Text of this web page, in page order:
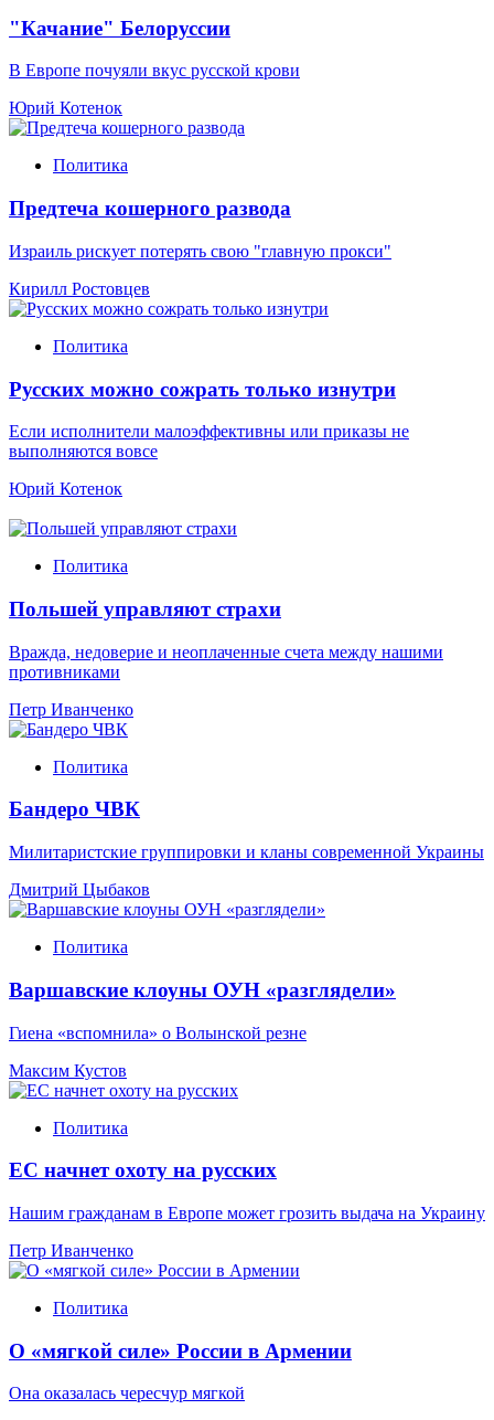
"Качание" Белоруссии
В Европе почуяли вкус русской крови
Юрий Котенок
Политика
Предтеча кошерного развода
Израиль рискует потерять свою "главную прокси"
Кирилл Ростовцев
Политика
Русских можно сожрать только изнутри
Если исполнители малоэффективны или приказы не
выполняются вовсе
Юрий Котенок
Политика
Польшей управляют страхи
Вражда, недоверие и неоплаченные счета между нашими
противниками
Петр Иванченко
Политика
Бандеро ЧВК
Милитаристские группировки и кланы современной Украины
Дмитрий Цыбаков
Политика
Варшавские клоуны ОУН «разглядели»
Гиена «вспомнила» о Волынской резне
Максим Кустов
Политика
ЕС начнет охоту на русских
Нашим гражданам в Европе может грозить выдача на Украину
Петр Иванченко
Политика
О «мягкой силе» России в Армении
Она оказалась чересчур мягкой